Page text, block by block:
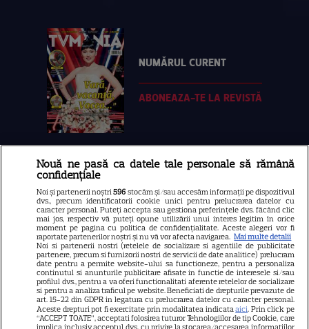
NUMĂRUL CURENT
ABONEAZA-TE LA REVISTĂ
Libertatea
Libertatea pentru femei
GSP
Știri mondene
Avantaje
Elle
Unica
Retete practice
Nouă ne pasă ca datele tale personale să rămână
confidențiale
Noi și partenerii noștri596 stocăm și/sau accesăm informații pe dispozitivul
dvs., precum identificatorii cookie unici pentru prelucrarea datelor cu
caracter personal. Puteți accepta sau gestiona preferințele dvs. făcând clic
mai jos, respectiv vă puteți opune utilizării unui interes legitim în orice
moment pe pagina cu politica de confidențialitate. Aceste alegeri vor fi
raportate partenerilor noștri și nu vă vor afecta navigarea. Mai multe detalii
Noi si partenerii nostri (retelele de socializare si agentiile de publicitate
partenere, precum si furnizorii nostri de servicii de date analitice) prelucram
date pentru a permite website-ului sa functioneze, pentru a personaliza
continutul si anunturile publicitare afisate in functie de interesele si/sau
profilul dvs., pentru a va oferi functionalitati aferente retelelor de socializare
si pentru a analiza traficul pe website. Beneficiati de drepturile prevazute de
art. 15-22 din GDPR in legatura cu prelucrarea datelor cu caracter personal.
Aceste drepturi pot fi exercitate prin modalitatea indicataaici. Prin click pe
“ACCEPT TOATE”, acceptati folosirea tuturor Tehnologiilor de tip Cookie, care
implica inclusiv acceptul dvs. cu privire la stocarea/accesarea informatiilor